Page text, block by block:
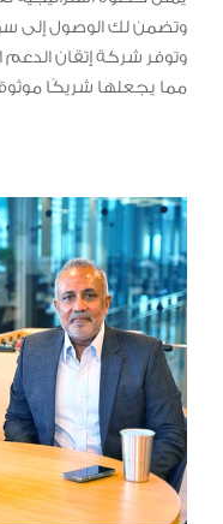
وتضمن لك الوصول إلى
وتوفر شركة إتقان
مما يجعلها شريكًا